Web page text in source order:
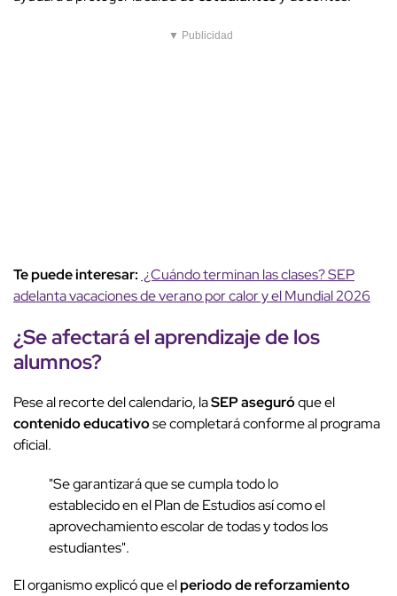
▼ Publicidad
Te puede interesar: ¿Cuándo terminan las clases? SEP
adelanta vacaciones de verano por calor y el Mundial 2026
¿Se afectará el aprendizaje de los
alumnos?
Pese al recorte del calendario, laSEP aseguróque el
contenido educativose completará conforme al programa
oficial.
"Se garantizará que se cumpla todo lo
establecido en el Plan de Estudios así como el
aprovechamiento escolar de todas y todos los
estudiantes".
El organismo explicó que elperiodo de reforzamiento